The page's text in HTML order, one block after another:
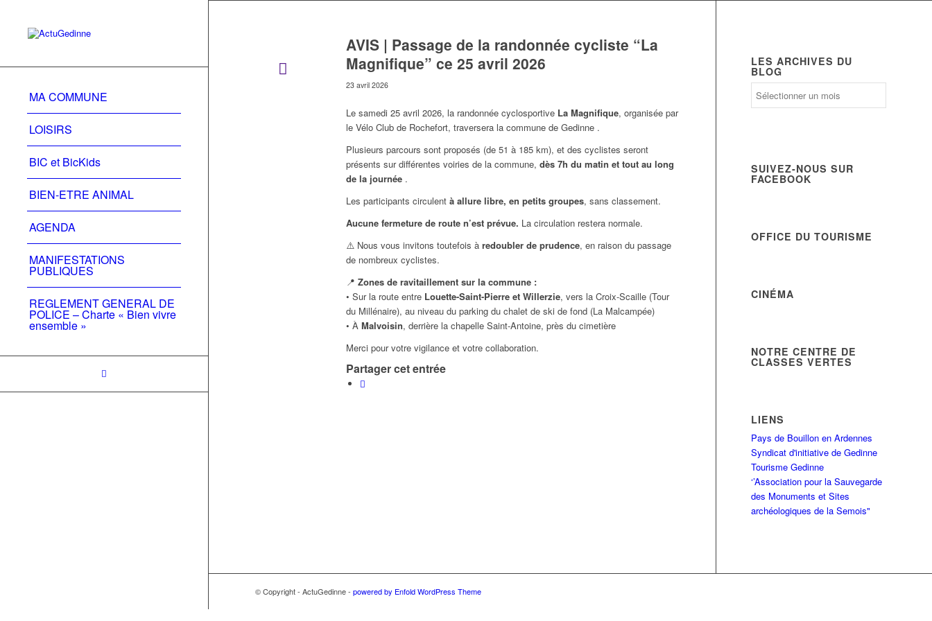
MA COMMUNE
LOISIRS
BIC et BicKids
BIEN-ETRE ANIMAL
AGENDA
MANIFESTATIONS
PUBLIQUES
REGLEMENT GENERAL DE
POLICE – Charte « Bien vivre
ensemble »
AVIS | Passage de la randonnée cycliste “La
Magnifique” ce 25 avril 2026
23 avril 2026
Le samedi 25 avril 2026, la randonnée cyclosportive La Magnifique, organisée par
le Vélo Club de Rochefort, traversera la commune de Gedinne .
Plusieurs parcours sont proposés (de 51 à 185 km), et des cyclistes seront
présents sur différentes voiries de la commune, dès 7h du matin et tout au long
de la journée.
Les participants circulent à allure libre, en petits groupes, sans classement.
Aucune fermeture de route n’est prévue. La circulation restera normale.
⚠️ Nous vous invitons toutefois à redoubler de prudence, en raison du passage
de nombreux cyclistes.
📍 Zones de ravitaillement sur la commune :
• Sur la route entre Louette-Saint-Pierre et Willerzie, vers la Croix-Scaille (Tour
du Millénaire), au niveau du parking du chalet de ski de fond (La Malcampée)
• À Malvoisin, derrière la chapelle Saint-Antoine, près du cimetière
Merci pour votre vigilance et votre collaboration.
Partager cet entrée
LES ARCHIVES DU
BLOG
SUIVEZ-NOUS SUR
FACEBOOK
OFFICE DU TOURISME
CINÉMA
NOTRE CENTRE DE
CLASSES VERTES
LIENS
Pays de Bouillon en Ardennes
Syndicat d'initiative de Gedinne
Tourisme Gedinne
‘’Association pour la Sauvegarde
des Monuments et Sites
archéologiques de la Semois"
© Copyright - ActuGedinne - powered by Enfold WordPress Theme